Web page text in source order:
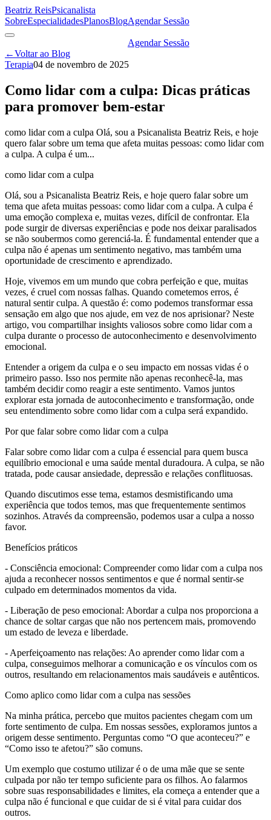
Beatriz ReisPsicanalista
SobreEspecialidadesPlanosBlogAgendar Sessão
Agendar Sessão
←Voltar ao Blog
Terapia04 de novembro de 2025
Como lidar com a culpa: Dicas práticas
para promover bem-estar
como lidar com a culpa Olá, sou a Psicanalista Beatriz Reis, e hoje
quero falar sobre um tema que afeta muitas pessoas: como lidar com
a culpa. A culpa é um...
como lidar com a culpa
Olá, sou a Psicanalista Beatriz Reis, e hoje quero falar sobre um
tema que afeta muitas pessoas: como lidar com a culpa. A culpa é
uma emoção complexa e, muitas vezes, difícil de confrontar. Ela
pode surgir de diversas experiências e pode nos deixar paralisados
se não soubermos como gerenciá-la. É fundamental entender que a
culpa não é apenas um sentimento negativo, mas também uma
oportunidade de crescimento e aprendizado.
Hoje, vivemos em um mundo que cobra perfeição e que, muitas
vezes, é cruel com nossas falhas. Quando cometemos erros, é
natural sentir culpa. A questão é: como podemos transformar essa
sensação em algo que nos ajude, em vez de nos aprisionar? Neste
artigo, vou compartilhar insights valiosos sobre como lidar com a
culpa durante o processo de autoconhecimento e desenvolvimento
emocional.
Entender a origem da culpa e o seu impacto em nossas vidas é o
primeiro passo. Isso nos permite não apenas reconhecê-la, mas
também decidir como reagir a este sentimento. Vamos juntos
explorar esta jornada de autoconhecimento e transformação, onde
seu entendimento sobre como lidar com a culpa será expandido.
Por que falar sobre como lidar com a culpa
Falar sobre como lidar com a culpa é essencial para quem busca
equilíbrio emocional e uma saúde mental duradoura. A culpa, se não
tratada, pode causar ansiedade, depressão e relações conflituosas.
Quando discutimos esse tema, estamos desmistificando uma
experiência que todos temos, mas que frequentemente sentimos
sozinhos. Através da compreensão, podemos usar a culpa a nosso
favor.
Benefícios práticos
- Consciência emocional: Compreender como lidar com a culpa nos
ajuda a reconhecer nossos sentimentos e que é normal sentir-se
culpado em determinados momentos da vida.
- Liberação de peso emocional: Abordar a culpa nos proporciona a
chance de soltar cargas que não nos pertencem mais, promovendo
um estado de leveza e liberdade.
- Aperfeiçoamento nas relações: Ao aprender como lidar com a
culpa, conseguimos melhorar a comunicação e os vínculos com os
outros, resultando em relacionamentos mais saudáveis e autênticos.
Como aplico como lidar com a culpa nas sessões
Na minha prática, percebo que muitos pacientes chegam com um
forte sentimento de culpa. Em nossas sessões, exploramos juntos a
origem desse sentimento. Perguntas como “O que aconteceu?” e
“Como isso te afetou?” são comuns.
Um exemplo que costumo utilizar é o de uma mãe que se sente
culpada por não ter tempo suficiente para os filhos. Ao falarmos
sobre suas responsabilidades e limites, ela começa a entender que a
culpa não é funcional e que cuidar de si é vital para cuidar dos
outros.